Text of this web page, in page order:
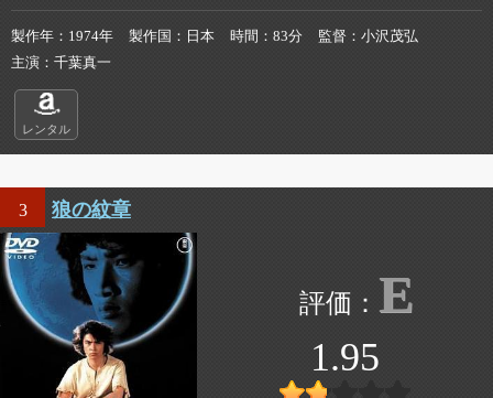
製作年 1974年 製作国 日本 時間 83分 監督
小沢茂弘
主演
千葉真一
レンタル
3 狼の紋章
E
1.95